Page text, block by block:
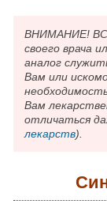
ВНИМАНИЕ!
своего врача
аналог
Вам или
Вам
отличаться
лекарств).